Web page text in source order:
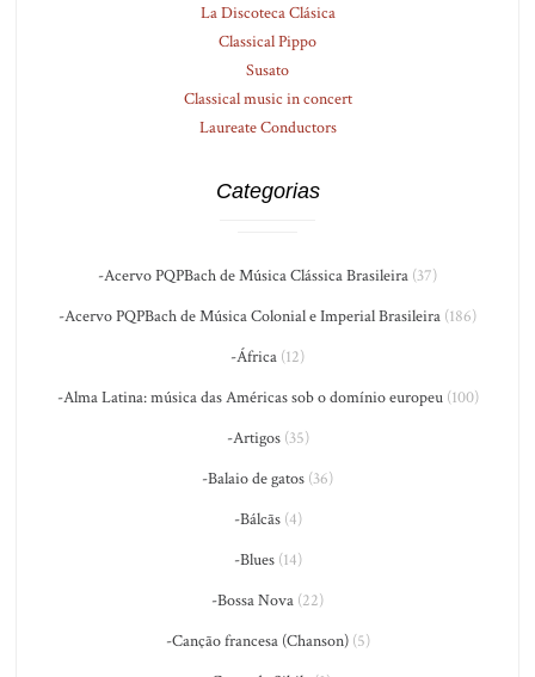
La Discoteca Clásica
Classical Pippo
Susato
Classical music in concert
Laureate Conductors
Categorias
-Acervo PQPBach de Música Clássica Brasileira (37)
-Acervo PQPBach de Música Colonial e Imperial Brasileira (186)
-África (12)
-Alma Latina: música das Américas sob o domínio europeu(100)
-Artigos(35)
-Balaio de gatos (36)
-Bálcãs(4)
-Blues(14)
-Bossa Nova (22)
-Canção francesa (Chanson)(5)